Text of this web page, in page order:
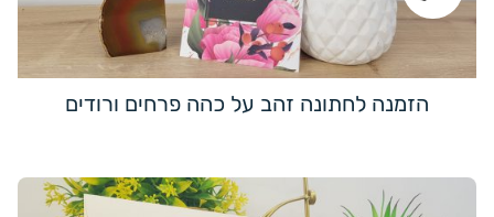
הזמנה לחתונה זהב על כהה פרחים ורודים